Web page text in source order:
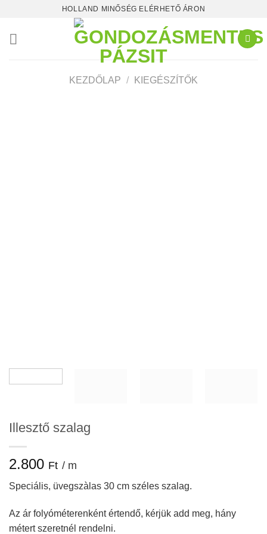
content
HOLLAND MINŐSÉG ELÉRHETŐ ÁRON
KEZDŐLAP / KIEGÉSZÍTŐK
Illesztő szalag
2.800 Ft / m
Speciális, üvegszàlas 30 cm széles szalag.
Az ár folyóméterenként értendő, kérjük add meg, hány
métert szeretnél rendelni.